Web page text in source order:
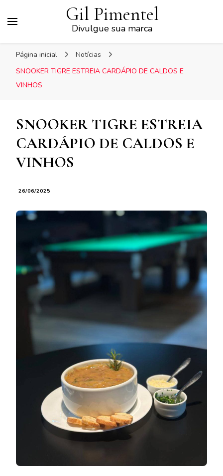
Gil Pimentel
Divulgue sua marca
Página inicial
Notícias
SNOOKER TIGRE ESTREIA CARDÁPIO DE CALDOS E
VINHOS
SNOOKER TIGRE ESTREIA
CARDÁPIO DE CALDOS E
VINHOS
26/06/2025